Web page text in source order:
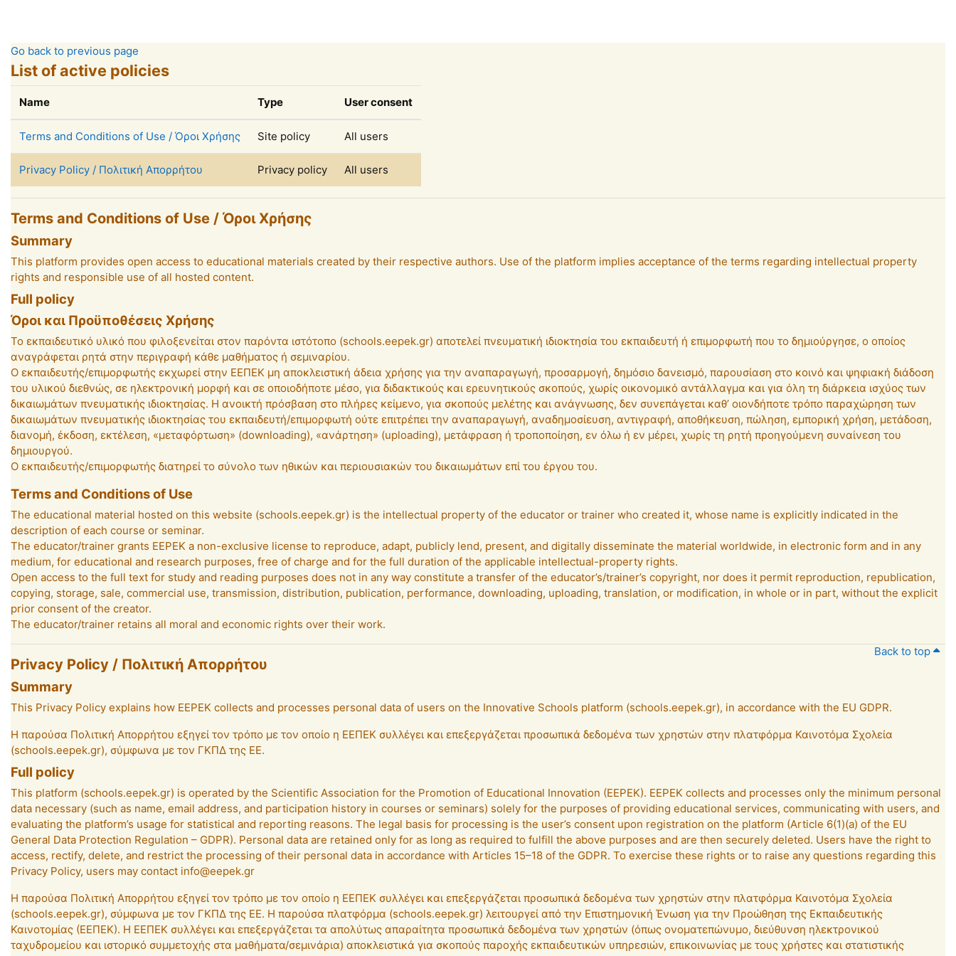
Go back to previous page
List of active policies
Name Type User consent
Terms and Conditions of Use / Όροι Χρήσης Site policy All users
Privacy Policy / Πολιτική Απορρήτου Privacy policy All users
Terms and Conditions of Use / Όροι Χρήσης
Summary
This platform provides open access to educational materials created by their respective authors. Use of the platform implies acceptance of the terms regarding intellectual property
rights and responsible use of all hosted content.
Full policy
Όροι και Προϋποθέσεις Χρήσης
Το εκπαιδευτικό υλικό που φιλοξενείται στον παρόντα ιστότοπο (schools.eepek.gr) αποτελεί πνευματική ιδιοκτησία του εκπαιδευτή ή επιμορφωτή που το δημιούργησε, ο οποίος
αναγράφεται ρητά στην περιγραφή κάθε μαθήματος ή σεμιναρίου.
Ο εκπαιδευτής/επιμορφωτής εκχωρεί στην ΕΕΠΕΚ μη αποκλειστική άδεια χρήσης για την αναπαραγωγή, προσαρμογή, δημόσιο δανεισμό, παρουσίαση στο κοινό και ψηφιακή διάδοση
του υλικού διεθνώς, σε ηλεκτρονική μορφή και σε οποιοδήποτε μέσο, για διδακτικούς και ερευνητικούς σκοπούς, χωρίς οικονομικό αντάλλαγμα και για όλη τη διάρκεια ισχύος των
δικαιωμάτων πνευματικής ιδιοκτησίας. Η ανοικτή πρόσβαση στο πλήρες κείμενο, για σκοπούς μελέτης και ανάγνωσης, δεν συνεπάγεται καθ’ οιονδήποτε τρόπο παραχώρηση των
δικαιωμάτων πνευματικής ιδιοκτησίας του εκπαιδευτή/επιμορφωτή ούτε επιτρέπει την αναπαραγωγή, αναδημοσίευση, αντιγραφή, αποθήκευση, πώληση, εμπορική χρήση, μετάδοση,
διανομή, έκδοση, εκτέλεση, «μεταφόρτωση» (downloading), «ανάρτηση» (uploading), μετάφραση ή τροποποίηση, εν όλω ή εν μέρει, χωρίς τη ρητή προηγούμενη συναίνεση του
δημιουργού.
Ο εκπαιδευτής/επιμορφωτής διατηρεί το σύνολο των ηθικών και περιουσιακών του δικαιωμάτων επί του έργου του.
Terms and Conditions of Use
The educational material hosted on this website (schools.eepek.gr) is the intellectual property of the educator or trainer who created it, whose name is explicitly indicated in the
description of each course or seminar.
The educator/trainer grants EEPEK a non-exclusive license to reproduce, adapt, publicly lend, present, and digitally disseminate the material worldwide, in electronic form and in any
medium, for educational and research purposes, free of charge and for the full duration of the applicable intellectual-property rights.
Open access to the full text for study and reading purposes does not in any way constitute a transfer of the educator’s/trainer’s copyright, nor does it permit reproduction, republication,
copying, storage, sale, commercial use, transmission, distribution, publication, performance, downloading, uploading, translation, or modification, in whole or in part, without the explicit
prior consent of the creator.
The educator/trainer retains all moral and economic rights over their work.
Back to top
Privacy Policy / Πολιτική Απορρήτου
Summary
This Privacy Policy explains how EEPEK collects and processes personal data of users on the Innovative Schools platform (schools.eepek.gr), in accordance with the EU GDPR.
Η παρούσα Πολιτική Απορρήτου εξηγεί τον τρόπο με τον οποίο η ΕΕΠΕΚ συλλέγει και επεξεργάζεται προσωπικά δεδομένα των χρηστών στην πλατφόρμα Καινοτόμα Σχολεία
(schools.eepek.gr), σύμφωνα με τον ΓΚΠΔ της ΕΕ.
Full policy
This platform (schools.eepek.gr) is operated by the Scientific Association for the Promotion of Educational Innovation (EEPEK). EEPEK collects and processes only the minimum personal
data necessary (such as name, email address, and participation history in courses or seminars) solely for the purposes of providing educational services, communicating with users, and
evaluating the platform’s usage for statistical and reporting reasons. The legal basis for processing is the user’s consent upon registration on the platform (Article 6(1)(a) of the EU
General Data Protection Regulation – GDPR). Personal data are retained only for as long as required to fulfill the above purposes and are then securely deleted. Users have the right to
access, rectify, delete, and restrict the processing of their personal data in accordance with Articles 15–18 of the GDPR. To exercise these rights or to raise any questions regarding this
Privacy Policy, users may contact info@eepek.gr
Η παρούσα Πολιτική Απορρήτου εξηγεί τον τρόπο με τον οποίο η ΕΕΠΕΚ συλλέγει και επεξεργάζεται προσωπικά δεδομένα των χρηστών στην πλατφόρμα Καινοτόμα Σχολεία
(schools.eepek.gr), σύμφωνα με τον ΓΚΠΔ της ΕΕ. Η παρούσα πλατφόρμα (schools.eepek.gr) λειτουργεί από την Επιστημονική Ένωση για την Προώθηση της Εκπαιδευτικής
Καινοτομίας (ΕΕΠΕΚ). Η ΕΕΠΕΚ συλλέγει και επεξεργάζεται τα απολύτως απαραίτητα προσωπικά δεδομένα των χρηστών (όπως ονοματεπώνυμο, διεύθυνση ηλεκτρονικού
ταχυδρομείου και ιστορικό συμμετοχής στα μαθήματα/σεμινάρια) αποκλειστικά για σκοπούς παροχής εκπαιδευτικών υπηρεσιών, επικοινωνίας με τους χρήστες και στατιστικής